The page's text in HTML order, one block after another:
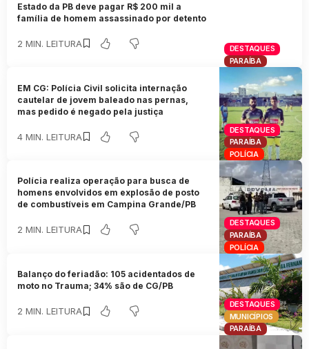
DESTAQUES
PARAÍBA
Estado da PB deve pagar R$ 200 mil a
família de homem assassinado por detento
2 MIN. LEITURA
DESTAQUES
PARAÍBA
POLÍCIA
EM CG: Polícia Civil solicita internação
cautelar de jovem baleado nas pernas,
mas pedido é negado pela justiça
4 MIN. LEITURA
DESTAQUES
PARAÍBA
POLÍCIA
Polícia realiza operação para busca de
homens envolvidos em explosão de posto
de combustíveis em Campina Grande/PB
2 MIN. LEITURA
DESTAQUES
MUNICÍPIOS
PARAÍBA
Balanço do feriadão: 105 acidentados de
moto no Trauma; 34% são de CG/PB
2 MIN. LEITURA